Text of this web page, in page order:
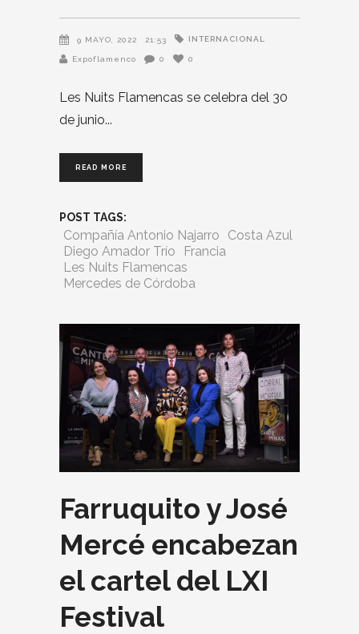
9 MAYO, 2022 21:53 INTERNACIONAL
Expoflamenco 0 0
Les Nuits Flamencas se celebra del 30
de junio
READ MORE
POST TAGS:
Compañía Antonio Najarro
Costa Azul
Diego Amador Trío
Francia
Les Nuits Flamencas
Mercedes de Córdoba
Farruquito y José
Mercé encabezan
el cartel del LXI
Festival